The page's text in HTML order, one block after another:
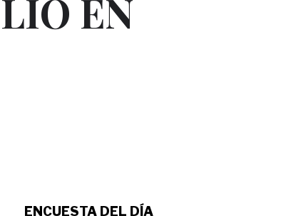
EN
ENCUESTA DEL DÍA